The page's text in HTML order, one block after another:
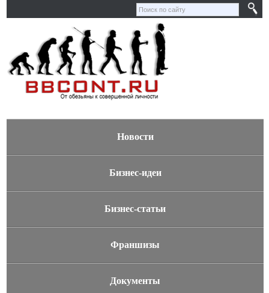
Новости
Бизнес-идеи
Бизнес-статьи
Франшизы
Документы